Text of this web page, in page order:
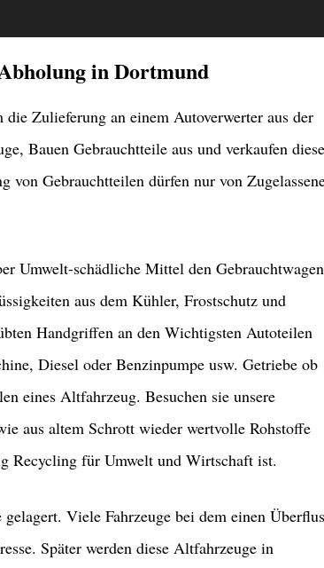
in Dortmund
Zulieferung an einem Autoverwerter aus der
Bauen Gebrauchtteile aus und verkaufen diese
von Gebrauchtteilen dürfen nur von
Umwelt-schädliche Mittel den Gebrauchtwagen
aus dem Kühler, Frostschutz und
Handgriffen an den Wichtigsten Autoteilen
Diesel oder Benzinpumpe usw. Getriebe ob
eines Altfahrzeug. Besuchen sie unsere
aus altem Schrott wieder wertvolle Rohstoffe
Recycling für Umwelt und Wirtschaft ist.
Viele Fahrzeuge bei dem einen
Später werden diese Altfahrzeuge in